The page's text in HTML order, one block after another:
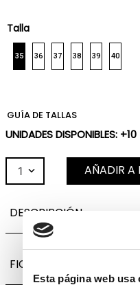
Esta página web usa
Talla
35 36 37 38 39 40
GUÍA DE TALLAS
UNIDADES DISPONIBLES: +10
1 AÑADIR A
DESCRIPCIÓN
FICHA TÉCNICA